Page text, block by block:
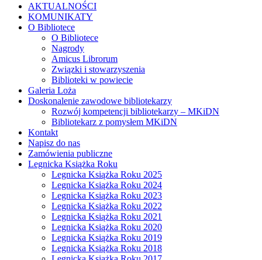
AKTUALNOŚCI
KOMUNIKATY
O Bibliotece
O Bibliotece
Nagrody
Amicus Librorum
Związki i stowarzyszenia
Biblioteki w powiecie
Galeria Loża
Doskonalenie zawodowe bibliotekarzy
Rozwój kompetencji bibliotekarzy – MKiDN
Bibliotekarz z pomysłem MKiDN
Kontakt
Napisz do nas
Zamówienia publiczne
Legnicka Książka Roku
Legnicka Książka Roku 2025
Legnicka Książka Roku 2024
Legnicka Książka Roku 2023
Legnicka Książka Roku 2022
Legnicka Książka Roku 2021
Legnicka Książka Roku 2020
Legnicka Książka Roku 2019
Legnicka Książka Roku 2018